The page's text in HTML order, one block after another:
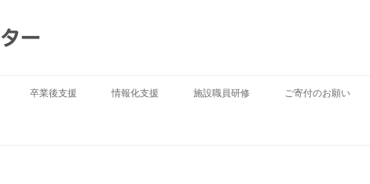
ー
卒業後支援 情報化支援 施設職員研修 ご寄付のお願い